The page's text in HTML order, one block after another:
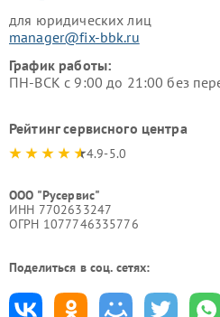
для юридических лиц
manager@fix-bbk.ru
График работы:
ПН-ВСК с 9:00 до 21:00 без
Рейтинг сервисного центра
4.9-5.0
ООО "Русервис"
ИНН 7702633247
ОГРН 1077746335776
Поделиться в соц. сетях: